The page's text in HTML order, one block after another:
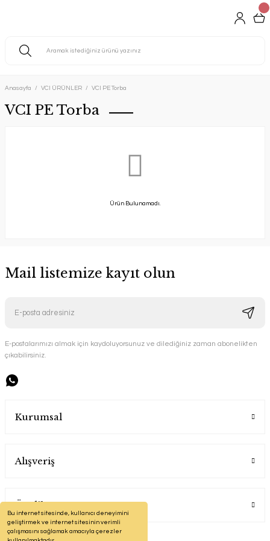
Bu internet sitesinde, kullanıcı deneyimini
geliştirmek ve internet sitesinin verimli
çalışmasını sağlamak amacıyla çerezler
Anasayfa VCI ÜRÜNLER VCI PE Torba
VCI PE Torba
Ürün Bulunamadı.
Mail listemize kayıt olun
E-postalarımızı almak için kaydoluyorsunuz ve dilediğiniz zaman abonelikten
çıkabilirsiniz.
Kurumsal
Alışveriş
Üyelik